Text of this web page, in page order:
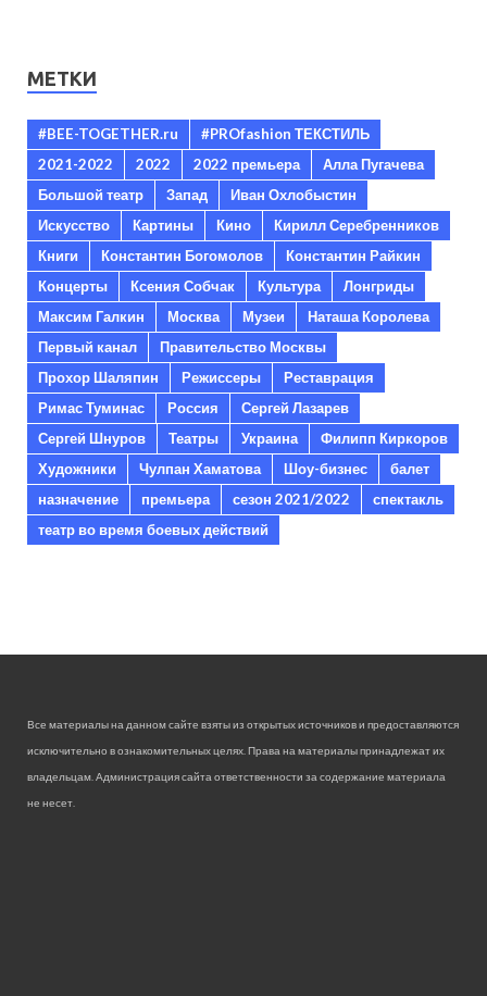
МЕТКИ
#BEE-TOGETHER.ru
#PROfashion ТЕКСТИЛЬ
2021-2022
2022 2022 премьера
Алла Пугачева
Большой театр
Запад
Иван Охлобыстин
Искусство
Картины Кино
Кирилл Серебренников
Книги
Константин Богомолов
Константин Райкин
Концерты
Ксения Собчак Культура
Лонгриды
Максим Галкин
Москва Музеи
Наташа Королева
Первый канал
Правительство Москвы
Прохор Шаляпин
Режиссеры
Реставрация
Римас Туминас
Россия
Сергей Лазарев
Сергей Шнуров
Театры Украина
Филипп Киркоров
Художники
Чулпан Хаматова Шоу-бизнес
балет
назначение
премьера сезон 2021/2022
спектакль
театр во время боевых действий
Все материалы на данном сайте взяты из открытых источников и предоставляются
исключительно в ознакомительных целях. Права на материалы принадлежат их
владельцам. Администрация сайта ответственности за содержание материала
не несет.